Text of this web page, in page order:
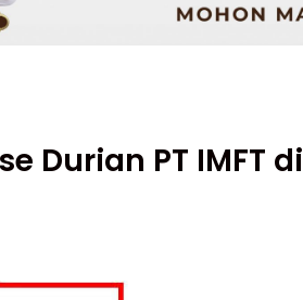
Durian PT IMFT di